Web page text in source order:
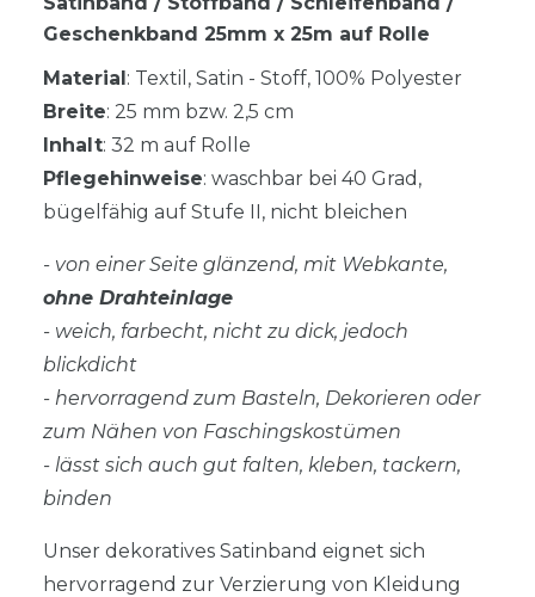
Geschenkband 25mm x 25m auf Rolle
Material: Textil, Satin - Stoff, 100% Polyester
Breite: 25 mm bzw. 2,5 cm
Inhalt: 32 m auf Rolle
Pflegehinweise: waschbar bei 40 Grad,
bügelfähig auf Stufe II, nicht bleichen
- von einer Seite glänzend, mit Webkante,
ohne Drahteinlage
- weich, farbecht, nicht zu dick, jedoch
blickdicht
- hervorragend zum Basteln, Dekorieren oder
zum Nähen von Faschingskostümen
- lässt sich auch gut falten, kleben, tackern,
binden
Unser dekoratives Satinband eignet sich
hervorragend zur Verzierung von Kleidung